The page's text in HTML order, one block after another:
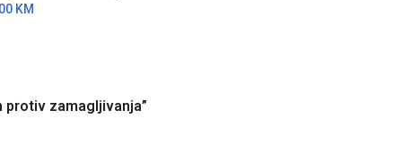
KM
protiv zamagljivanja”